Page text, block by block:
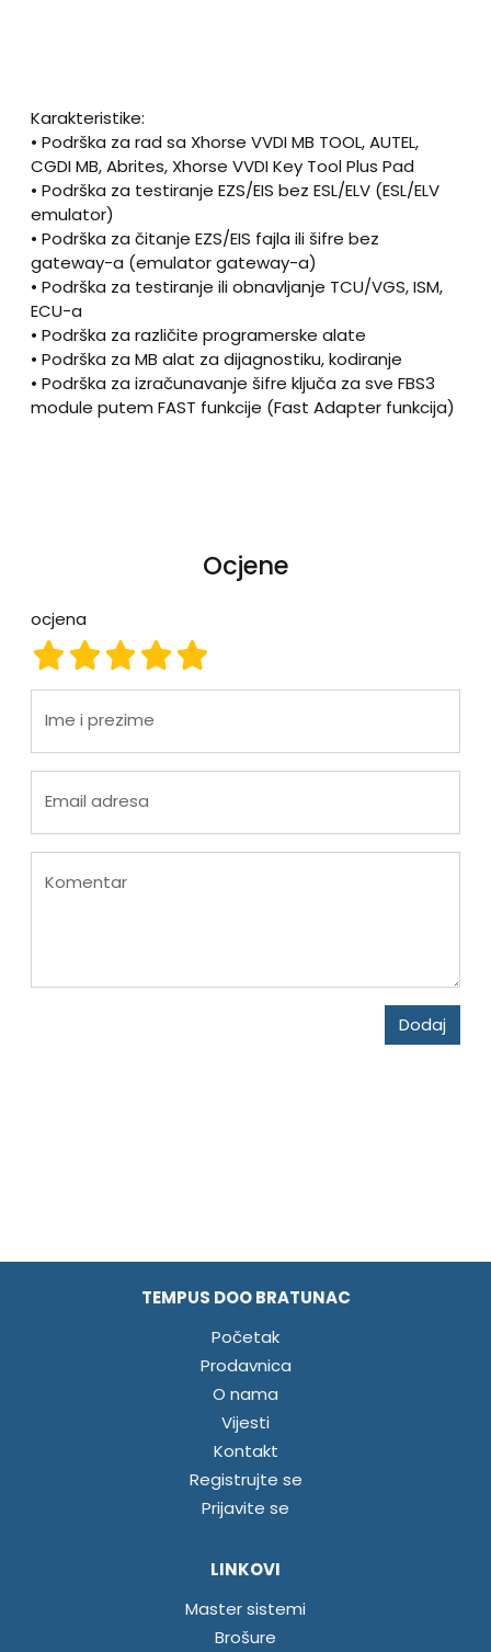
Karakteristike:
• Podrška za rad sa Xhorse VVDI MB TOOL, AUTEL,
CGDI MB, Abrites, Xhorse VVDI Key Tool Plus Pad
• Podrška za testiranje EZS/EIS bez ESL/ELV (ESL/ELV
emulator)
• Podrška za čitanje EZS/EIS fajla ili šifre bez
gateway-a (emulator gateway-a)
• Podrška za testiranje ili obnavljanje TCU/VGS, ISM,
ECU-a
• Podrška za različite programerske alate
• Podrška za MB alat za dijagnostiku, kodiranje
• Podrška za izračunavanje šifre ključa za sve FBS3
module putem FAST funkcije (Fast Adapter funkcija)
Ocjene
ocjena
ocjena 5
ocjena 4
ocjena 3
ocjena 2
ocjena 1
Ime i prezime
Email adresa
Komentar
Dodaj
TEMPUS DOO BRATUNAC
Početak
Prodavnica
O nama
Vijesti
Kontakt
Registrujte se
Prijavite se
LINKOVI
Master sistemi
Brošure